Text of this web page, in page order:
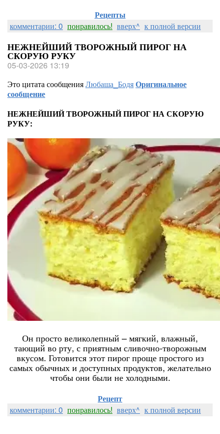
Рецепты
комментарии: 0 понравилось! вверх^ к полной версии
НЕЖНЕЙШИЙ ТВОРОЖНЫЙ ПИРОГ НА
СКОРУЮ РУКУ
05-03-2026 13:19
Это цитата сообщенияЛюбаша_БодяОригинальное
сообщение
НЕЖНЕЙШИЙ ТВОРОЖНЫЙ ПИРОГ НА СКОРУЮ
РУКУ:
Он просто великолепный – мягкий, влажный,
тающий во рту, с приятным сливочно-творожным
вкусом. Готовится этот пирог проще простого из
самых обычных и доступных продуктов, желательно
чтобы они были не холодными.
Рецепт
комментарии: 0 понравилось! вверх^ к полной версии